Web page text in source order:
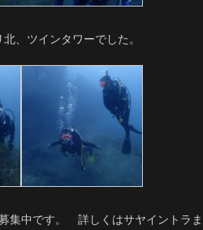
、ツインタワーでした。
集中です。 詳しくはサヤイントラ